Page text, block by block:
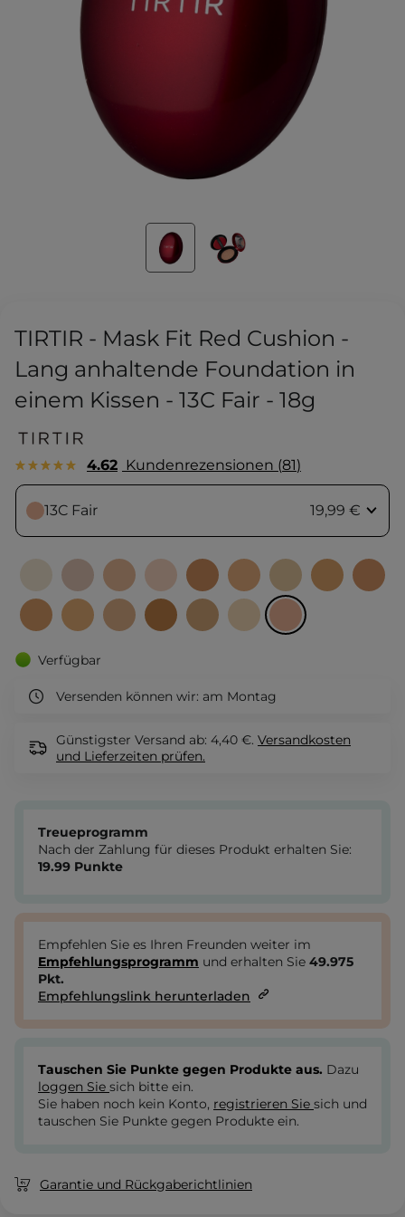
TIRTIR - Mask Fit Red Cushion -
Lang anhaltende Foundation in
einem Kissen - 13C Fair - 18g
4.62 Kundenrezensionen 81
13C Fair 19,99 €
Verfügbar
Versenden können wir: am Montag
Günstigster Versand ab: 4,40 €. Versandkosten
und Lieferzeiten prüfen.
Treueprogramm
Nach der Zahlung für dieses Produkt erhalten Sie:
19.99 Punkte
Empfehlen Sie es Ihren Freunden weiter im
Empfehlungsprogramm und erhalten Sie 49.975
Pkt.
Empfehlungslink herunterladen
Tauschen Sie Punkte gegen Produkte aus. Dazu
loggen Sie sich bitte ein.
Sie haben noch kein Konto, registrieren Sie sich und
tauschen Sie Punkte gegen Produkte ein.
Garantie und Rückgaberichtlinien